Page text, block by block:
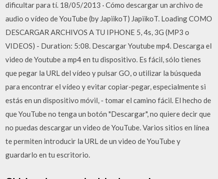
dificultar para tí. 18/05/2013 · Cómo descargar un archivo de
audio o vídeo de YouTube (by JapiikoT) JapiikoT. Loading COMO
DESCARGAR ARCHIVOS A TU IPHONE 5, 4s, 3G (MP3 o
VIDEOS) - Duration: 5:08. Descargar Youtube mp4. Descarga el
video de Youtube a mp4 en tu dispositivo. Es fácil, sólo tienes
que pegar la URL del vídeo y pulsar GO, o utilizar la búsqueda
para encontrar el vídeo y evitar copiar-pegar, especialmente si
estás en un dispositivo móvil, - tomar el camino fácil. El hecho de
que YouTube no tenga un botón "Descargar", no quiere decir que
no puedas descargar un video de YouTube. Varios sitios en línea
te permiten introducir la URL de un video de YouTube y
guardarlo en tu escritorio.